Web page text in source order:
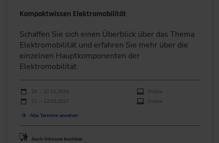
Kompaktwissen Elektromobilität
Schaffen Sie sich einen Überblick über das Thema
Elektromobilität und erfahren Sie mehr über die
einzelnen Hauptkomponenten der
Elektromobilität.
Durchführungen
Veranstaltungsdatum
26. – 27.11.2026
Online
11. – 12.03.2027
Online
Alle Termine ansehen
Auch Inhouse buchbar